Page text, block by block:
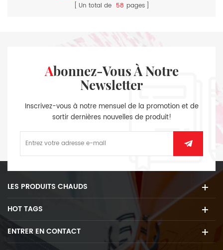
Un total de 58 pages
Abonnez-Vous À Notre
Newsletter
Inscrivez-vous à notre mensuel de la promotion et de
sortir dernières nouvelles de produit!
LES PRODUITS CHAUDS
HOT TAGS
ENTRER EN CONTACT